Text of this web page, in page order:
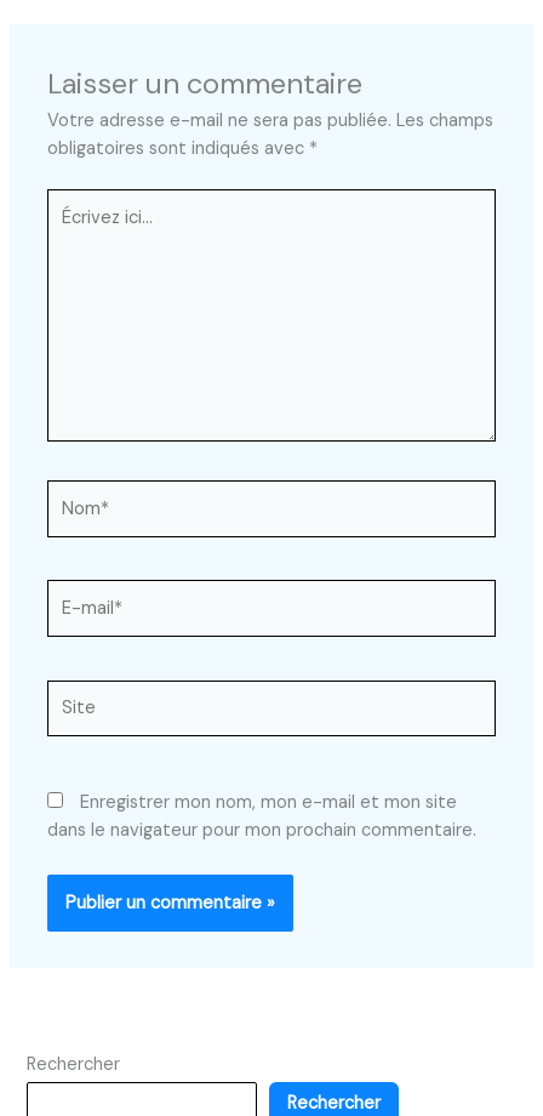
Laisser un commentaire
Votre adresse e-mail ne sera pas publiée. Les champs
obligatoires sont indiqués avec *
Écrivez
ici…
mail*
Enregistrer mon nom, mon e-mail et mon site
dans le navigateur pour mon prochain commentaire.
Rechercher
Rechercher